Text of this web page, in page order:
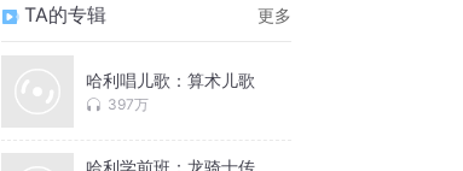
TA的专辑 更多
哈利唱儿歌：算术儿歌
397万
哈利学前班：龙骑士传